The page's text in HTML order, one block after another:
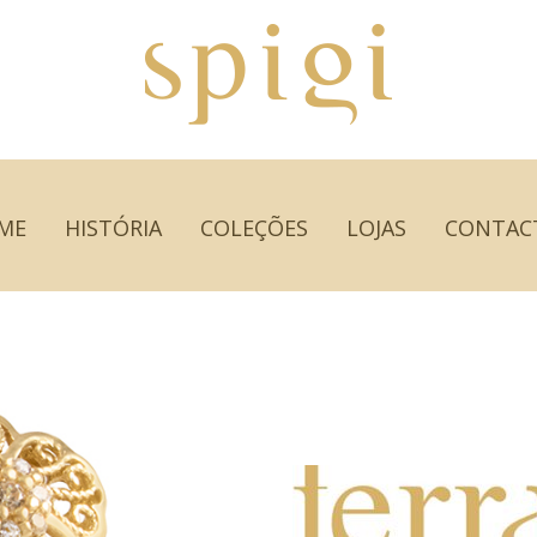
HISTÓRIA COLEÇÕES LOJAS